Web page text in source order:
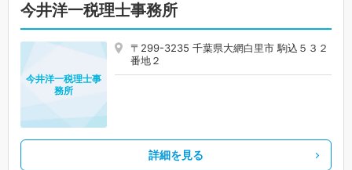
今井洋一税理士事務所
〒299-3235 千葉県大網白里市 駒込５３２
番地２
今井洋一税理士事
務所
詳細を見る